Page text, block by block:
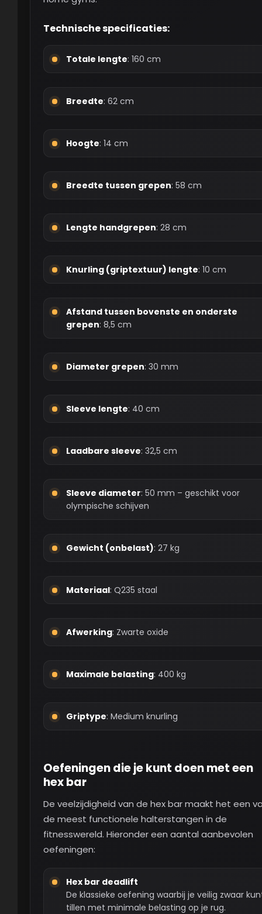
Technische specificaties:
Totale lengte: 160 cm
Breedte: 62 cm
Hoogte: 14 cm
Breedte tussen grepen: 58 cm
Lengte handgrepen: 28 cm
Knurling (griptextuur) lengte: 10 cm
Afstand tussen bovenste en onderste
grepen: 8,5 cm
Diameter grepen: 30 mm
Sleeve lengte: 40 cm
Laadbare sleeve: 32,5 cm
Sleeve diameter: 50 mm – geschikt voor
olympische schijven
Gewicht (onbelast): 27 kg
Materiaal: Q235 staal
Afwerking: Zwarte oxide
Maximale belasting: 400 kg
Griptype: Medium knurling
Oefeningen die je kunt doen met een
hex bar
De veelzijdigheid van de hex bar maakt het een
de meest functionele halterstangen in de
fitnesswereld. Hieronder een aantal aanbevolen
oefeningen:
Hex bar deadlift
De klassieke oefening waarbij je veilig zwaar
tillen met minimale belasting op je rug.